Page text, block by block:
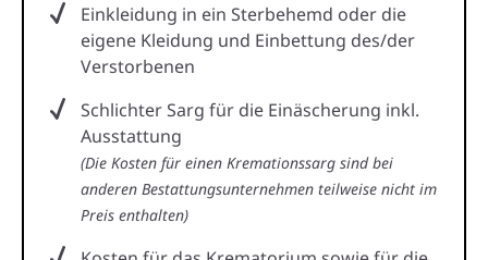
Einkleidung in ein Sterbehemd oder die
eigene Kleidung und Einbettung des/der
Verstorbenen
Schlichter Sarg für die Einäscherung inkl.
Ausstattung
(Die Kosten für einen Kremationssarg sind bei
anderen Bestattungsunternehmen teilweise nicht im
Preis enthalten)